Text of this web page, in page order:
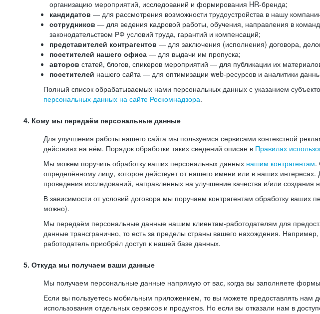
организацию мероприятий, исследований и формирования HR-бренда;
кандидатов — для рассмотрения возможности трудоустройства в нашу
сотрудников — для ведения кадровой работы, обучения, направления в
законодательством РФ условий труда, гарантий и компенсаций;
представителей контрагентов — для заключения (исполнения) договора,
посетителей нашего офиса — для выдачи им пропуска;
авторов статей, блогов, спикеров мероприятий — для публикации их
посетителей нашего сайта — для оптимизации web-ресурсов и аналитики
Полный список обрабатываемых нами персональных данных с указанием
персональных данных на сайте Роскомнадзора.
4. Кому мы передаём персональные данные
Для улучшения работы нашего сайта мы пользуемся сервисами контекстной
действиях на нём. Порядок обработки таких сведений описан в Правилах
Мы можем поручить обработку ваших персональных данных нашим контрагентам.
определённому лицу, которое действует от нашего имени или в наших
проведения исследований, направленных на улучшение качества и/или создания
В зависимости от условий договора мы поручаем контрагентам обработку
можно).
Мы передаём персональные данные нашим клиентам-работодателям для
данные трансгранично, то есть за пределы страны вашего нахождения.
работодатель приобрёл доступ к нашей базе данных.
5. Откуда мы получаем ваши данные
Мы получаем персональные данные напрямую от вас, когда вы заполняете
Если вы пользуетесь мобильным приложением, то вы можете предоставлять нам
использования отдельных сервисов и продуктов. Но если вы отказали нам в